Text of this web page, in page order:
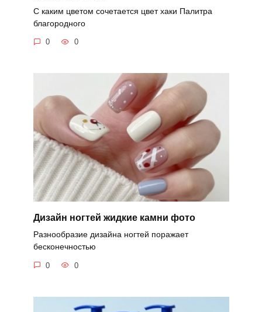
С каким цветом сочетается цвет хаки Палитра
благородного
0 0
Дизайн ногтей жидкие камни фото
Разнообразие дизайна ногтей поражает
бесконечностью
0 0